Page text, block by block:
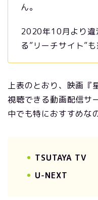
ん。
2020年10月より違
る”リーチサイト”
上表のとおり、映画『
視聴できる動画配信サ
中でも特におすすめ
TSUTAYA TV
U-NEXT